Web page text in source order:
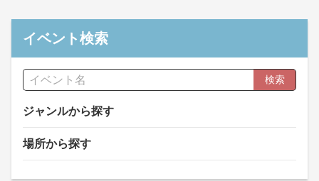
イベント検索
検索
ジャンルから探す
場所から探す